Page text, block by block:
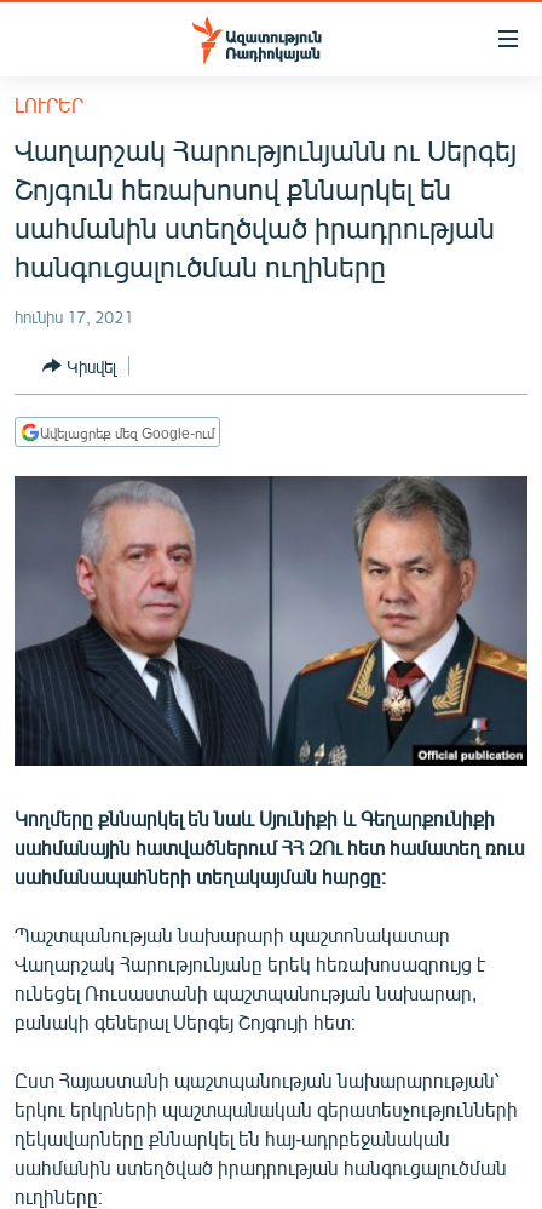
Մատչելիության
հիմնական
բովանդակությանը
Անցնել
հիմնական
մենյուին
Որոնում
ՀԱՅԱՍՏԱՆ
ՔԱՂԱՔԱԿԱՆ
ԸՆՏՐՈՒԹՅՈՒՆՆԵՐ 2026
ՏՆՏԵՍՈՒԹՅՈՒՆ
ՂԱՐԱԲԱՂ
ՊԱՏԵՐԱԶՄԻ 6 ՇԱԲԱԹՆԵՐԸ
ՏԱՐԱԾԱՇՐՋԱՆ
ՄԻՋԱԶԳԱՅԻՆ
ՄՇԱԿՈՒՅԹ
ՍՊՈՐՏ
ՄԵԿՆԱԲԱՆՈՒԹՅՈՒՆ
ՏՏ ԵՒ ԻՆՏԵՐՆԵՏ
ԱՐԽԻՎ
ՏԵՍԱՆՅՈՒԹԵՐ
ՁԳՏԵԼՈՎ ԼԱՎԱԳՈՒՅՆԻՆ
ՓՈԴՔԱՍԹ
English
Русский
ԼՈՒՐԵՐ
Վաղարշակ Հարությունյանն ու Սերգեյ
Շոյգուն հեռախոսով քննարկել են
սահմանին ստեղծված իրադրության
հանգուցալուծման ուղիները
հունիս 17, 2021
Կիսվել
Ավելացրեք մեզ Google-ում
Կողմերը քննարկել են նաև Սյունիքի և Գեղարքունիքի
սահմանային հատվածներում ՀՀ ԶՈւ հետ համատեղ ռուս
սահմանապահների տեղակայման հարցը։
Պաշտպանության նախարարի պաշտոնակատար
Վաղարշակ Հարությունյանը երեկ հեռախոսազրույց է
ունեցել Ռուսաստանի պաշտպանության նախարար,
բանակի գեներալ Սերգեյ Շոյգույի հետ։
Ըստ Հայաստանի պաշտպանության նախարարության՝
երկու երկրների պաշտպանական գերատեսչությունների
ղեկավարները քննարկել են հայ-ադրբեջանական
սահմանին ստեղծված իրադրության հանգուցալուծման
ուղիները։